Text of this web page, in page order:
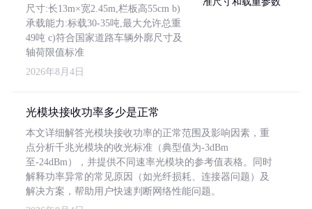
尺寸:长13m×宽2.45m,栏板高55cm b)
承载能力:标载30-35吨,最大允许总重
49吨 c)符合国家道路车辆外廓尺寸及
轴荷限值标准
2026年8月4日
光模块接收功率多少是正常
本文详细解答光模块接收功率的正常范围及影响因素，重
点分析千兆光模块的收光标准（典型值为-3dBm
至-24dBm），并提供不同速率光模块的参考值表格。同时
解释功率异常的常见原因（如光纤损耗、连接器问题）及
解决方案，帮助用户快速判断网络性能问题。